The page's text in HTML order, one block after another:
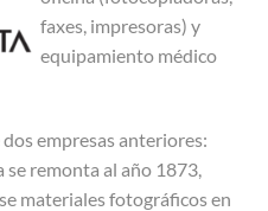
faxes, impresoras) y
equipamiento médico
empresas anteriores:
remonta al año 1873,
materiales fotográficos en